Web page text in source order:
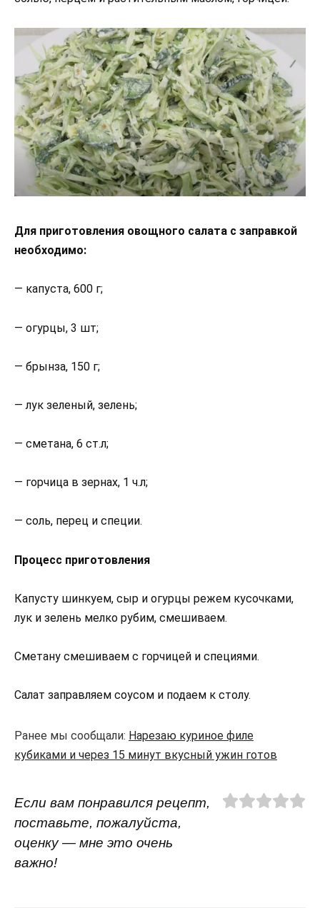
Для приготовления овощного салата с заправкой
необходимо:
— капуста, 600 г;
— огурцы, 3 шт;
— брынза, 150 г;
— лук зеленый, зелень;
— сметана, 6 ст.л;
— горчица в зернах, 1 ч.л;
— соль, перец и специи.
Процесс приготовления
Капусту шинкуем, сыр и огурцы режем кусочками,
лук и зелень мелко рубим, смешиваем.
Сметану смешиваем с горчицей и специями.
Салат заправляем соусом и подаем к столу.
Ранее мы сообщали: Нарезаю куриное филе
кубиками и через 15 минут вкусный ужин готов
Если вам понравился рецепт,
поставьте, пожалуйста,
оценку — мне это очень
важно!